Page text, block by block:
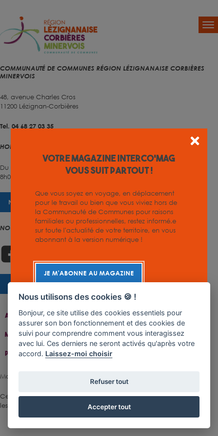
Accueil Contact Plan Du Site Accessibilité
Mentions Légales Gestion De Cookies
Politique De Confidentialité
COMMUNAUTÉ DE COMMUNES RÉGION LÉZIGNANAISE CORBIÈRES
MINERVOIS
48, avenue Charles Cros
11200 Lézignan-Corbières
Tel. 04 68 27 03 35
HORAIRES D'OUVERTURE
Du lundi au vendredi
8h00 – 12h00 et 13h30 – 17h00
NOUS CONTACTER
NOUS SUIVRE
CHARTE GRAPHIQUE
Made with ♥ by Rangoon
Ce site est protégé par reCAPTCHA.Les règles de confidentialité
les conditions d'utilisation
de Google s'appliquent.
Votre magazine INTERCO'MAG
vous suit partout !
Que vous soyez en voyage, en déplacement
pour le travail ou bien que vous viviez hors de
la Communauté de Communes pour raisons
familiales ou professionnelles, restez informé.e
sur toute l'actualité de votre territoire, en vous
abonnant à la version numérique !
JE M'ABONNE AU MAGAZINE
Nous utilisons des cookies 🍪 !
Bonjour, ce site utilise des cookies essentiels pour
assurer son bon fonctionnement et des cookies de
suivi pour comprendre comment vous interagissez
avec lui. Ces derniers ne seront activés qu'après votre
accord. Laissez-moi choisir
Refuser tout
Accepter tout